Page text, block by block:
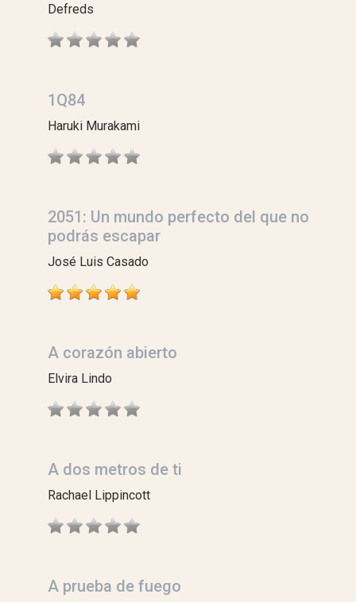
Defreds
1Q84
Haruki Murakami
2051: Un mundo perfecto del que no
podrás escapar
José Luis Casado
A corazón abierto
Elvira Lindo
A dos metros de ti
Rachael Lippincott
A prueba de fuego